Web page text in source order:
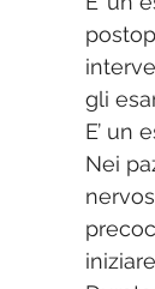
gli
E’ un
Nei